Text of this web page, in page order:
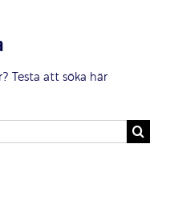
Testa att söka här